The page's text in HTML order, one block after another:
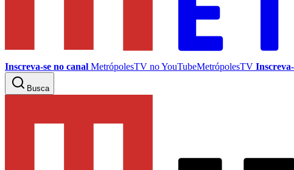
Inscreva-se no canal MetrópolesTV noYouTubeMetrópolesTV
Busca